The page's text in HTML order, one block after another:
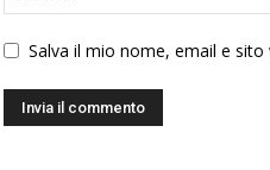
Salva il mio nome, email e